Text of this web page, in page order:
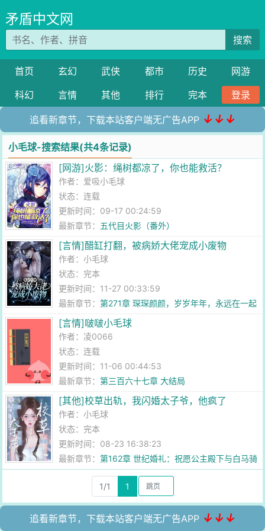
矛盾中文网
搜索
首页 玄幻 武侠 都市 历史
网游
科幻
言情 其他 排行 完本 登录
追看新章节，下载本站客户端无广告APP ↓↓↓
小毛球-搜索结果(共4条记录)
[网游]火影：绳树都凉了，你也能救活？
作者： 爱吸小毛球
状态：连载
更新时间：09-17 00:24:59
最新章节： 五代目火影（番外）
[言情]醋缸打翻，被病娇大佬宠成小废物
作者： 小毛球
状态：完本
更新时间：11-27 00:33:59
最新章节：第271章 琛琛颜颜，岁岁年年，永远在一起
[言情]啵啵小毛球
作者： 凌0066
状态：连载
更新时间：11-06 00:44:53
最新章节：第三百六十七章 大结局
[其他]校草出轨，我闪婚太子爷，他疯了
作者： 小毛球
状态：完本
更新时间：08-23 16:38:23
最新章节：第162章 世纪婚礼：祝愿公主殿下与白马骑
士的爱情笙笙不西！
1/1
1
追看新章节，下载本站客户端无广告APP ↓↓↓